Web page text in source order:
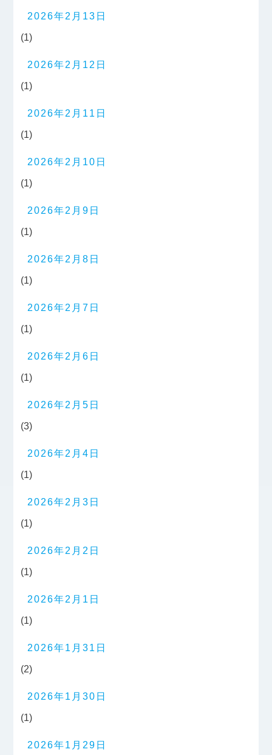
2026年2月13日
(1)
2026年2月12日
(1)
2026年2月11日
(1)
2026年2月10日
(1)
2026年2月9日
(1)
2026年2月8日
(1)
2026年2月7日
(1)
2026年2月6日
(1)
2026年2月5日
(3)
2026年2月4日
(1)
2026年2月3日
(1)
2026年2月2日
(1)
2026年2月1日
(1)
2026年1月31日
(2)
2026年1月30日
(1)
2026年1月29日